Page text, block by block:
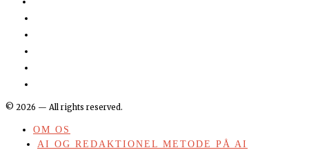
© 2026 — All rights reserved.
OM OS
AI OG REDAKTIONEL METODE PÅ AI